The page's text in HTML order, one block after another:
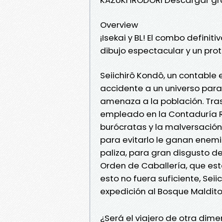
Overview
¡Isekai y BL! El combo
dibujo espectacular y un
Seiichirô Kondô, un
accidente a un universo
amenaza a la población.
empleado en la Contaduría
burócratas y la
para evitarlo le ganan
paliza, para gran disgusto
Orden de Caballería, que
esto no fuera suficiente,
expedición al Bosque Maldito
¿Será el viajero de otra